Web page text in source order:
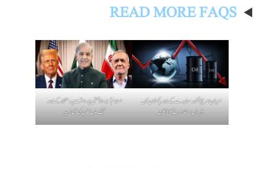
READ MORE FAQS
ایران امریکا ممکنہ معاہدے کے بعد پاکستان میں
پٹرول سستا ہونے کا امکان
اسلام آباد مفاہمتی یادداشت پر دستخط کے بعد
خطے میں امن کی نئی امید